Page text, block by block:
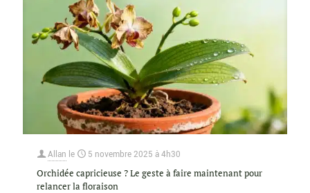
Allan le 5 novembre 2025 à 4h30
Orchidée capricieuse ? Le geste à faire maintenant pour
relancer la floraison